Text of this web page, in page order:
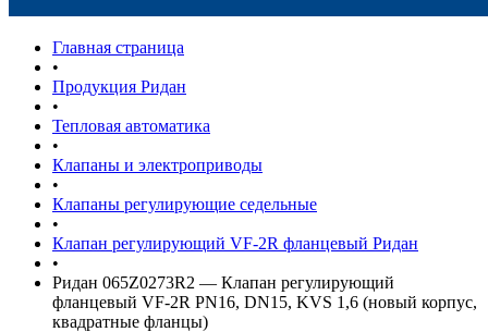
Главная страница
•
Продукция Ридан
•
Тепловая автоматика
•
Клапаны и электроприводы
•
Клапаны регулирующие седельные
•
Клапан регулирующий VF-2R фланцевый Ридан
•
Ридан 065Z0273R2 — Клапан регулирующий
фланцевый VF-2R PN16, DN15, KVS 1,6 (новый корпус,
квадратные фланцы)